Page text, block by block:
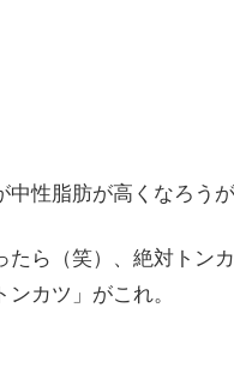
性脂肪が高くなろう
ら（笑）、絶対トン
カツ」がこれ。